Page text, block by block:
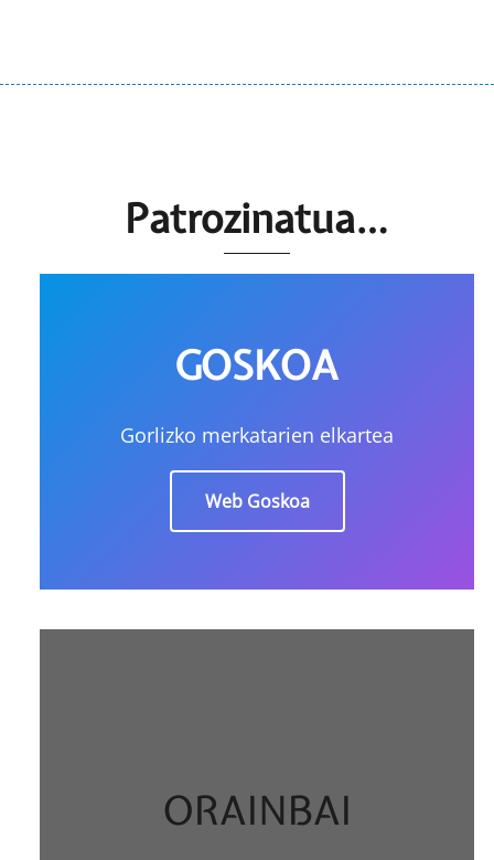
Patrozinatua…
GOSKOA
Gorlizko merkatarien elkartea
Web Goskoa
ORAINBAI